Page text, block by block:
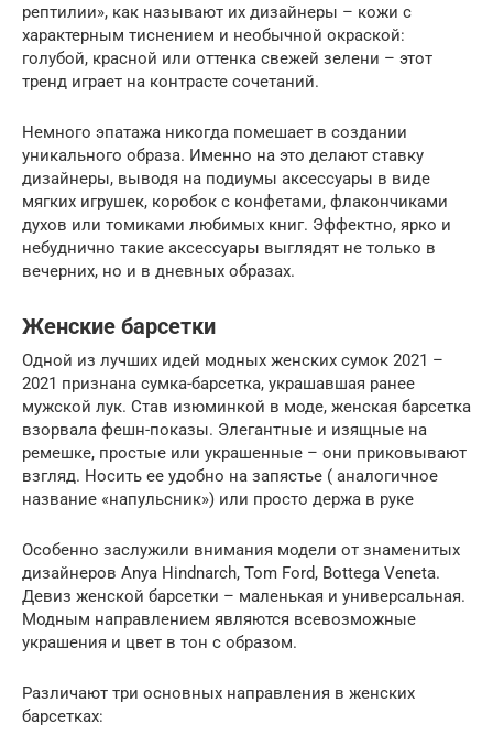
рептилии», как называют их дизайнеры – кожи с
характерным тиснением и необычной окраской:
голубой, красной или оттенка свежей зелени – этот
тренд играет на контрасте сочетаний.
Немного эпатажа никогда помешает в создании
уникального образа. Именно на это делают ставку
дизайнеры, выводя на подиумы аксессуары в виде
мягких игрушек, коробок с конфетами, флакончиками
духов или томиками любимых книг. Эффектно, ярко и
небуднично такие аксессуары выглядят не только в
вечерних, но и в дневных образах.
Женские барсетки
Одной из лучших идей модных женских сумок 2021 –
2021 признана сумка-барсетка, украшавшая ранее
мужской лук. Став изюминкой в моде, женская барсетка
взорвала фешн-показы. Элегантные и изящные на
ремешке, простые или украшенные – они приковывают
взгляд. Носить ее удобно на запястье ( аналогичное
название «напульсник») или просто держа в руке
Особенно заслужили внимания модели от знаменитых
дизайнеров Anya Hindnarch, Tom Ford, Bottega Veneta.
Девиз женской барсетки – маленькая и универсальная.
Модным направлением являются всевозможные
украшения и цвет в тон с образом.
Различают три основных направления в женских
барсетках: